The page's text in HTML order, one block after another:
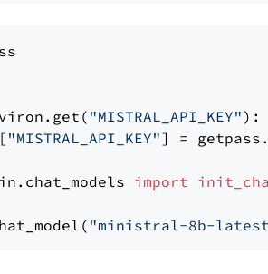
"MISTRAL_API_KEY" ):
"MISTRAL_API_KEY"] =
import
"ministral-8b-